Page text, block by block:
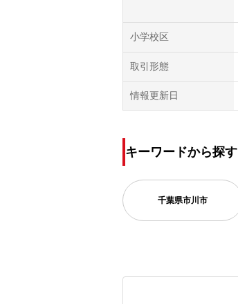
小学校区
取引形態
情報更新日
キーワードから探す
千葉県市川市